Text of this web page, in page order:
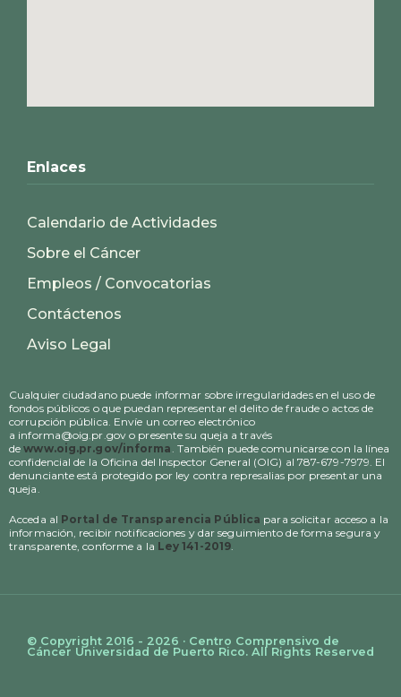
Enlaces
Calendario de Actividades
Sobre el Cáncer
Empleos / Convocatorias
Contáctenos
Aviso Legal
Cualquier ciudadano puede informar sobre irregularidades en el uso de
fondos públicos o que puedan representar el delito de fraude o actos de
corrupción pública. Envíe un correo electrónico
a informa@oig.pr.gov o presente su queja a través
dewww.oig.pr.gov/informa. También puede comunicarse con la línea
confidencial de la Oficina del Inspector General (OIG) al 787-679-7979. El
denunciante está protegido por ley contra represalias por presentar una
queja.
Acceda al Portal de Transparencia Pública para solicitar acceso a la
información, recibir notificaciones y dar seguimiento de forma segura y
transparente, conforme a la Ley 141-2019.
© Copyright 2016 - 2026 · Centro Comprensivo de
Cáncer Universidad de Puerto Rico. All Rights Reserved